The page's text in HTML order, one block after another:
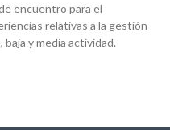
encuentro para el
relativas a la gestión
y media actividad.